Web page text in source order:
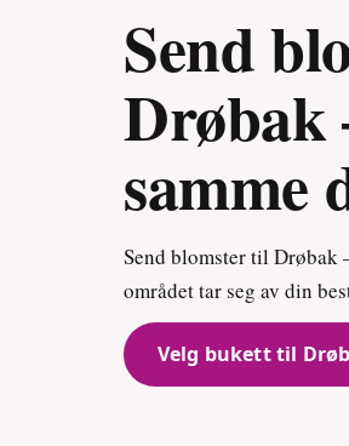
Send
Drøbak
samme
Send blomster til Drøbak
området tar seg av din
Velg bukett til